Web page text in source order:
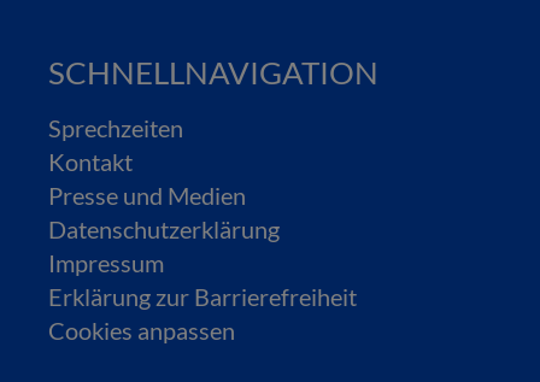
SCHNELLNAVIGATION
Sprechzeiten
Kontakt
Presse und Medien
Datenschutzerklärung
Impressum
Erklärung zur Barrierefreiheit
Cookies anpassen